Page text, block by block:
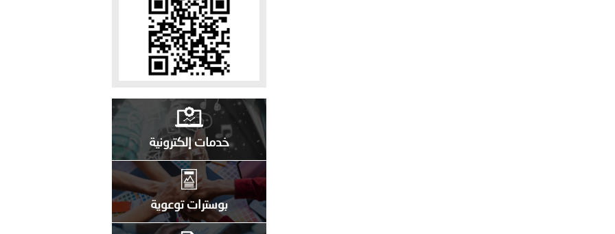
خدمات إلكترونية
بوسترات توعوية